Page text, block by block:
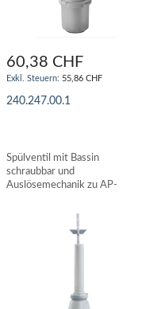
60,38 CHF
55,86 CHF
240.247.00.1
Spülventil mit Bassin
schraubbar und
Auslösemechanik zu AP-